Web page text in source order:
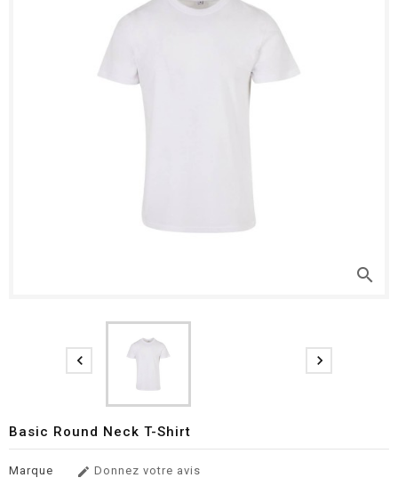
search
 
Basic Round Neck T-Shirt
Marque
 Donnez votre avis